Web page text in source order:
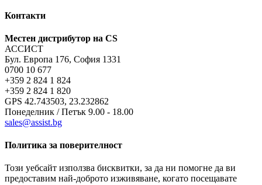
Контакти
Местен дистрибутор на CS
АССИСТ
Бул. Европа 176, София 1331
0700 10 677
+359 2 824 1 824
+359 2 824 1 820
GPS 42.743503, 23.232862
Понеделник / Петък 9.00 - 18.00
sales@assist.bg
Политика за поверителност
Този уебсайт използва бисквитки, за да ни помогне да ви
предоставим най-доброто изживяване, когато посещавате